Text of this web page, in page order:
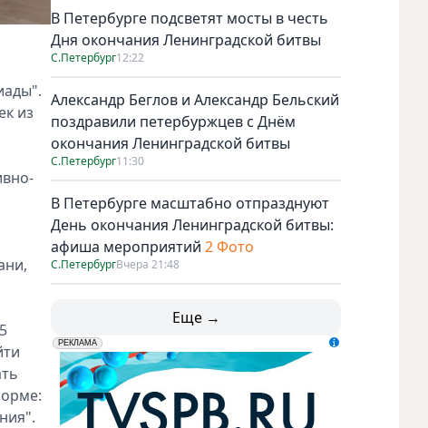
Фото: пресс-служба торговой сети "Пятёрочка"
из
В Петербурге подсветят мосты в честь
Дня окончания Ленинградской битвы
С.Петербург12:22
Александр Беглов и Александр Бельский
поздравили петербуржцев с Днём
окончания Ленинградской битвы
С.Петербург11:30
В Петербурге масштабно отпразднуют
День окончания Ленинградской битвы:
афиша мероприятий 2 Фото
С.ПетербургВчера 21:48
Еще →
erid: LdtCK5udn
РЕКЛАМА
АО "ГАТР", ИНН: 7841320717